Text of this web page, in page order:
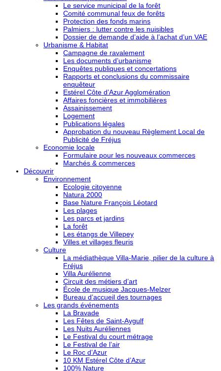
Le service municipal de la forêt
Comité communal feux de forêts
Protection des fonds marins
Palmiers : lutter contre les nuisibles
Dossier de demande d’aide à l’achat d’un VAE
Urbanisme & Habitat
Campagne de ravalement
Les documents d’urbanisme
Enquêtes publiques et concertations
Rapports et conclusions du commissaire
enquêteur
Estérel Côte d’Azur Agglomération
Affaires foncières et immobilières
Assainissement
Logement
Publications légales
Approbation du nouveau Règlement Local de
Publicité de Fréjus
Economie locale
Formulaire pour les nouveaux commerces
Marchés & commerces
Découvrir
Environnement
Ecologie citoyenne
Natura 2000
Base Nature François Léotard
Les plages
Les parcs et jardins
La forêt
Les étangs de Villepey
Villes et villages fleuris
Culture
La médiathèque Villa-Marie, pilier de la culture à
Fréjus
Villa Aurélienne
Circuit des métiers d’art
École de musique Jacques-Melzer
Bureau d’accueil des tournages
Les grands événements
La Bravade
Les Fêtes de Saint-Aygulf
Les Nuits Auréliennes
Le Festival du court métrage
Le Festival de l’air
Le Roc d’Azur
10 KM Estérel Côte d’Azur
100% Nature